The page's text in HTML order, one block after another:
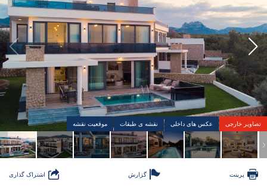
تصاویر خارجی عکس های داخلی نقشه ی طبقات موقعیت نقشه
اشتراک گذاری گزارش پرینت